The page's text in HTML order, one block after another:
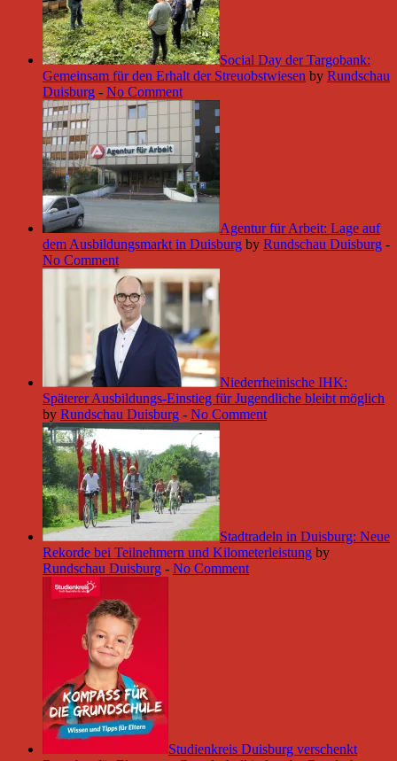
Social Day der Targobank:
Gemeinsam für den Erhalt der Streuobstwiesen by Rundschau
Duisburg - No Comment
Agentur für Arbeit: Lage auf
dem Ausbildungsmarkt in Duisburg by Rundschau Duisburg -
No Comment
Niederrheinische IHK:
Späterer Ausbildungs-Einstieg für Jugendliche bleibt möglich
by Rundschau Duisburg - No Comment
Stadtradeln in Duisburg: Neue
Rekorde bei Teilnehmern und Kilometerleistung by
Rundschau Duisburg - No Comment
Studienkreis Duisburg verschenkt